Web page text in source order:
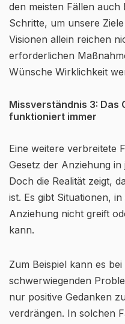
den meisten Fällen
Schritte, um unsere
Visionen allein reichen
erforderlichen
Wünsche Wirklichkeit
Missverständnis 3: Das
funktioniert immer
Eine weitere verbreitete
Gesetz der Anziehung
Doch die Realität zeigt,
ist. Es gibt Situationen,
Anziehung nicht greift
kann.
Zum Beispiel kann es
schwerwiegenden
nur positive Gedanken
verdrängen. In solchen